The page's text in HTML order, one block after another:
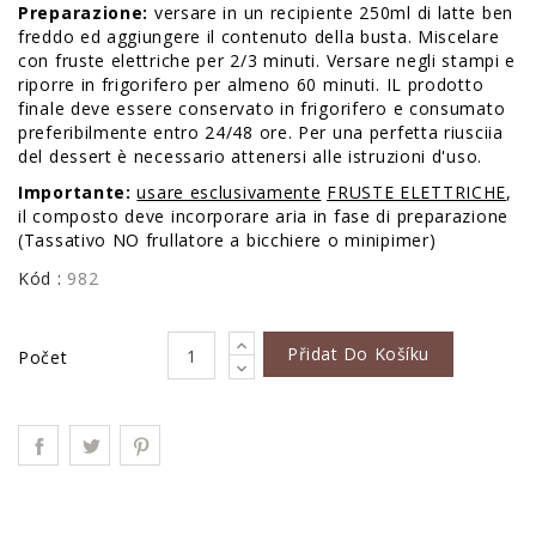
Preparazione: versare in un recipiente 250ml di latte ben
freddo ed aggiungere il contenuto della busta. Miscelare
con fruste elettriche per 2/3 minuti. Versare negli stampi e
riporre in frigorifero per almeno 60 minuti. IL prodotto
finale deve essere conservato in frigorifero e consumato
preferibilmente entro 24/48 ore. Per una perfetta riusciia
del dessert è necessario attenersi alle istruzioni d'uso.
Importante:usare esclusivamente FRUSTE ELETTRICHE,
il composto deve incorporare aria in fase di preparazione
(Tassativo NO frullatore a bicchiere o minipimer)
Kód : 982
Počet Přidat Do Košíku